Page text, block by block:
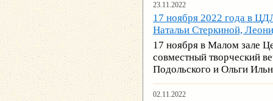
23.11.2022
17 ноября 2022 года в
Натальи Стеркиной,
17 ноября в Малом зале
совместный творческий
Подольского и Ольги
02.11.2022